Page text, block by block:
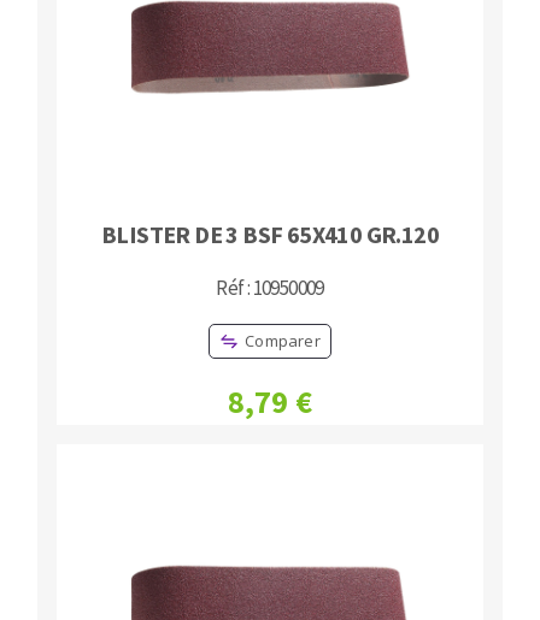
BLISTER DE 3 BSF 65X410 GR.120
Réf : 10950009
Comparer
8,79 €